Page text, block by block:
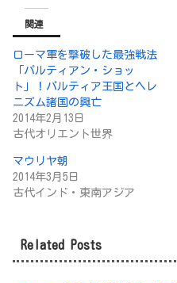
関連
ローマ軍を撃破した最強戦法
「パルティアン・ショッ
ト」！パルティア王国とヘレ
ニズム諸国の興亡
2014年2月13日
古代オリエント世界
マウリヤ朝
2014年3月5日
古代インド・東南アジア
Related Posts